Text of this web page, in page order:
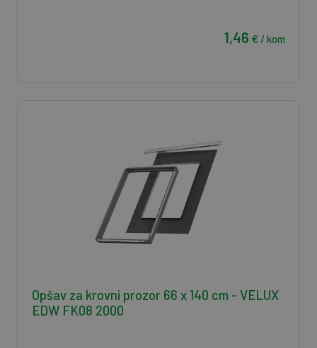
1,46 € / kom
Opšav za krovni prozor 66 x 140 cm - VELUX
EDW FK08 2000